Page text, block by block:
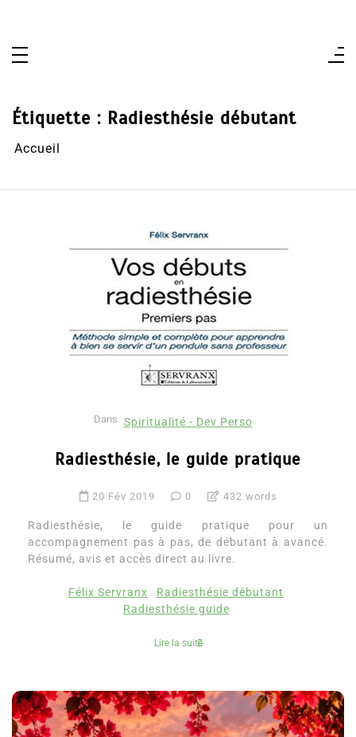
Étiquette : Radiesthésie débutant
Accueil
Dans Spiritualité - Dev Perso
Radiesthésie, le guide pratique
20 Fév 2019 0 432 words
Radiesthésie, le guide pratique pour un
accompagnement pas à pas, de débutant à avancé.
Résumé, avis et accès direct au livre.
Félix Servranx
Radiesthésie débutant
Radiesthésie guide
Lire la suite